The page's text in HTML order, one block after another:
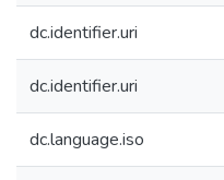
dc.identifier.uri
dc.identifier.uri
dc.language.iso